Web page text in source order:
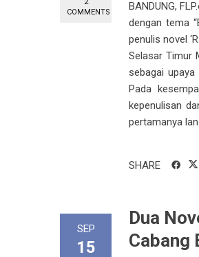
COMMENTS
BANDUNG,
dengan tema
penulis novel
Selasar Timur
sebagai
Pada
kepenulisan
pertamanya
SHARE
SEP
15
Dua
Cabang